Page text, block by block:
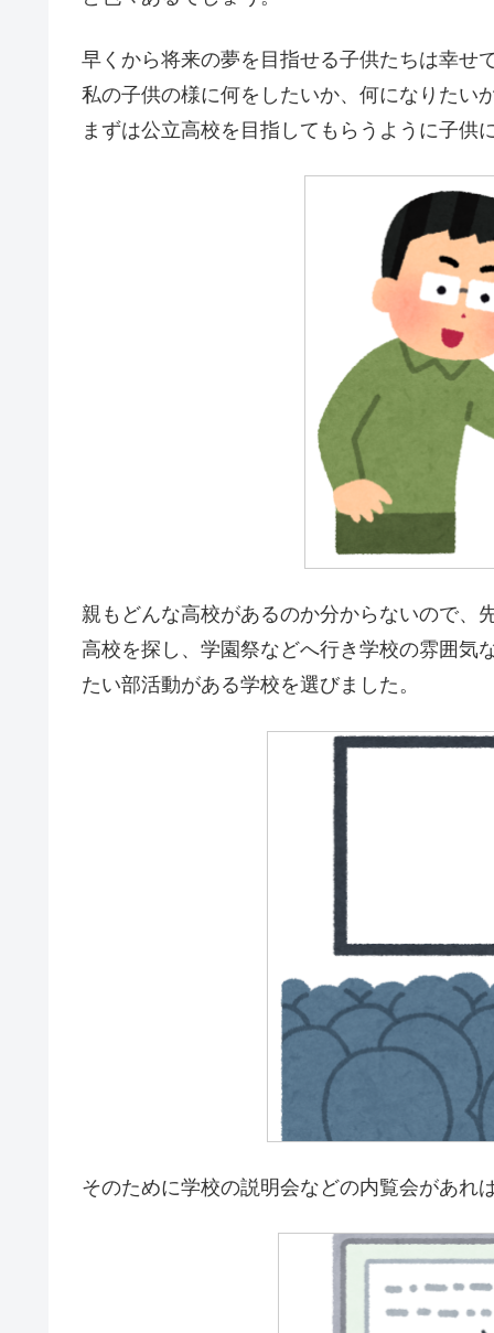
早くから将来の夢を目指せる子供たちは幸せ
私の子供の様に何をしたいか、何になりたい
まずは公立高校を目指してもらうように子供
親もどんな高校があるのか分からないので、
高校を探し、学園祭などへ行き学校の雰囲気
たい部活動がある学校を選びました。
そのために学校の説明会などの内覧会があれ